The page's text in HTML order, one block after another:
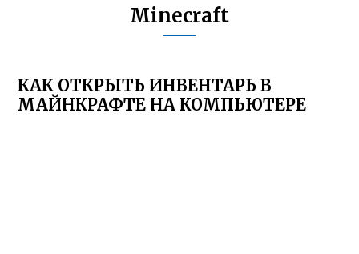
Minecraft
КАК ОТКРЫТЬ ИНВЕНТАРЬ В
МАЙНКРАФТЕ НА КОМПЬЮТЕРЕ